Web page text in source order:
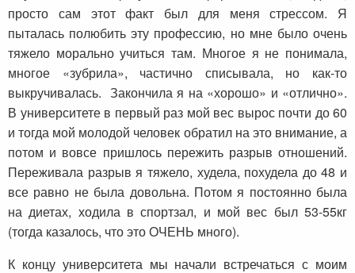
просто сам этот факт был для меня стрессом. Я
пыталась полюбить эту профессию, но мне было очень
тяжело морально учиться там. Многое я не понимала,
многое «зубрила», частично списывала, но как-то
выкручивалась. Закончила я на «хорошо» и «отлично».
В университете в первый раз мой вес вырос почти до 60
и тогда мой молодой человек обратил на это внимание, а
потом и вовсе пришлось пережить разрыв отношений.
Переживала разрыв я тяжело, худела, похудела до 48 и
все равно не была довольна. Потом я постоянно была
на диетах, ходила в спортзал, и мой вес был 53-55кг
(тогда казалось, что это ОЧЕНЬ много).
К концу университета мы начали встречаться с моим